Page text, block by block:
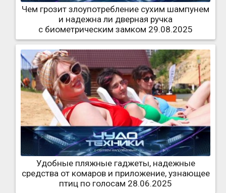
Чем грозит злоупотребление сухим шампунем
и надежна ли дверная ручка
с биометрическим замком 29.08.2025
Удобные пляжные гаджеты, надежные
средства от комаров и приложение, узнающее
птиц по голосам 28.06.2025